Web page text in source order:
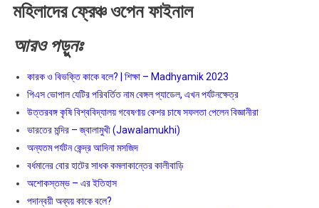
মহিলাদের ফ্রেঞ্চ ওপেন ফাইনাল
আরও পড়ুনঃ
কারক ও বিভক্তি কাকে বলে? | শিক্ষা – Madhyamik 2023
পিএস ভোপাল যেটির পরিবর্তিত নাম বেঙ্গল প্যাডেল, এখন পর্যটনক্ষেত্র
উত্তরবঙ্গ কৃষি বিশ্ববিদ্যালয় গবেষণায় কেশর চাষে সফলতা পেলেন বিজ্ঞানীরা
ভারতের মন্দির – জ্বালামুখী (Jawalamukhi)
অন্যতম পর্যটন কেন্দ্র আদিনা মসজিদ
বর্ধমানের বোর হাটের সাধক কমলাকান্তের কালীবাড়ি
অশােকস্তম্ভ – এর ইতিহাস
পদান্বয়ী অব্যয় কাকে বলে?